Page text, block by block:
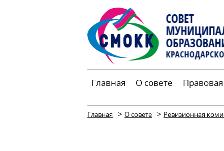
Главная О совете Правовая
Главная > О совете > Ревизионная